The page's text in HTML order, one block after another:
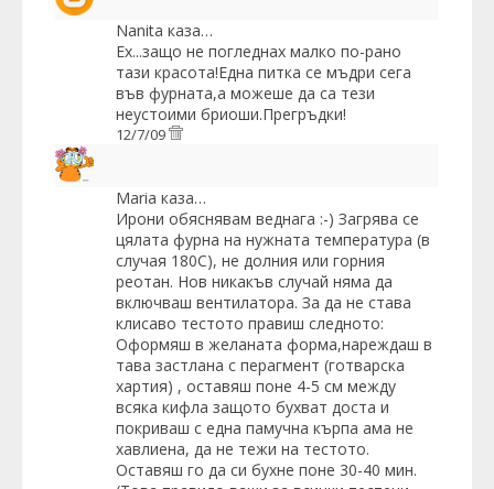
Nanita каза…
Ех...защо не погледнах малко по-рано
тази красота!Една питка се мъдри сега
във фурната,а можеше да са тези
неустоими бриоши.Прегръдки!
12/7/09
Maria каза…
Ирони обяснявам веднага :-) Загрява се
цялата фурна на нужната температура (в
случая 180С), не долния или горния
реотан. Нов никакъв случай няма да
включваш вентилатора. За да не става
клисаво тестото правиш следното:
Оформяш в желаната форма,нареждаш в
тава застлана с перагмент (готварска
хартия) , оставяш поне 4-5 см между
всяка кифла защото бухват доста и
покриваш с една памучна кърпа ама не
хавлиена, да не тежи на тестото.
Оставяш го да си бухне поне 30-40 мин.